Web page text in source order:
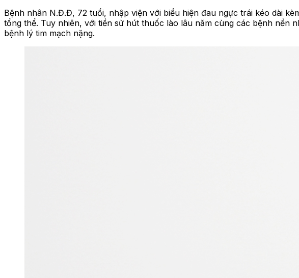
Bệnh nhân N.Đ.Đ, 72 tuổi, nhập viện với biểu hiện đau ngực trái kéo dài
tổng thể. Tuy nhiên, với tiền sử hút thuốc lào lâu năm cùng các bệnh
bệnh lý tim mạch nặng.